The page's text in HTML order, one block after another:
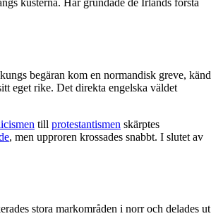
begäran kom en normandisk greve, känd
eget rike. Det direkta engelska väldet
till protestantismen skärptes
, men upproren krossades snabbt. I slutet av
stora markområden i norr och delades ut